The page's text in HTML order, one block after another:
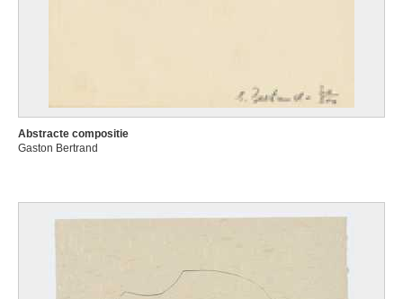
Abstracte compositie
Gaston Bertrand